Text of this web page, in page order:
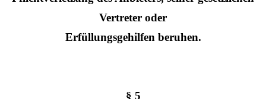
Vertreter oder
Erfüllungsgehilfen beruhen.
§ 5